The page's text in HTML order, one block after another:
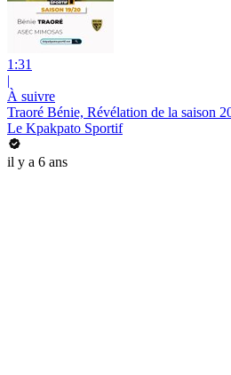
1:31
|
À suivre
Traoré Bénie, Révélation de la saison
Le Kpakpato Sportif
il y a 6 ans